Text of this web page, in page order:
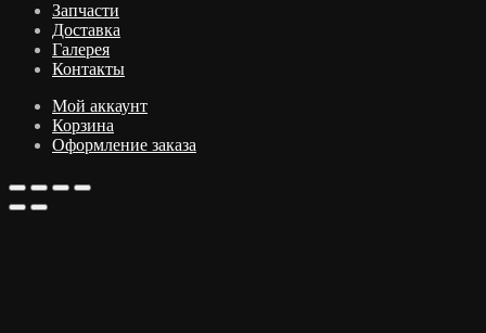
Запчасти
Доставка
Галерея
Контакты
Мой аккаунт
Корзина
Оформление заказа